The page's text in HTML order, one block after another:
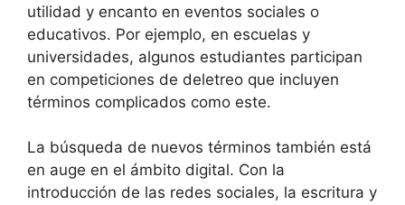
utilidad y encanto en eventos sociales o
educativos. Por ejemplo, en escuelas y
universidades, algunos estudiantes participan
en competiciones de deletreo que incluyen
términos complicados como este.
La búsqueda de nuevos términos también está
en auge en el ámbito digital. Con la
introducción de las redes sociales, la escritura y